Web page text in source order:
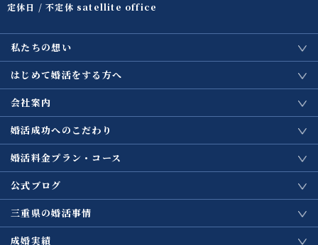
定休日 / 不定休 satellite office
私たちの想い
はじめて婚活をする方へ
会社案内
婚活成功へのこだわり
婚活料金プラン・コース
公式ブログ
三重県の婚活事情
成婚実績